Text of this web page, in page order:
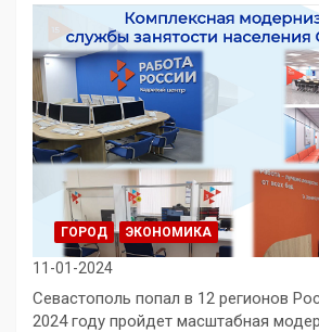
ГОРОД ЭКОНОМИКА
11-01-2024
Севастополь попал в 12 регионов
2024 году пройдет масштабная